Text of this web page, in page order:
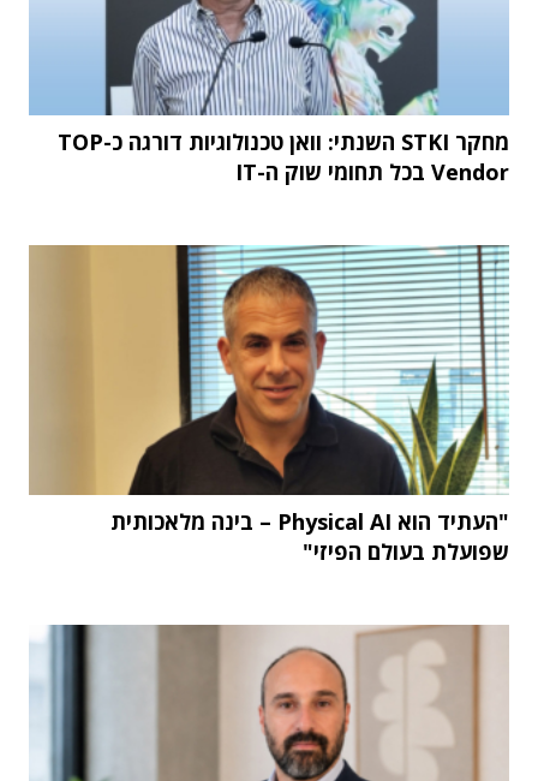
מחקר STKI השנתי: וואן טכנולוגיות דורגה כ-TOP
Vendor בכל תחומי שוק ה-IT
"העתיד הוא Physical AI – בינה מלאכותית
שפועלת בעולם הפיזי"